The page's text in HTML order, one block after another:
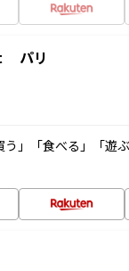
パリ
」「食べる」「遊